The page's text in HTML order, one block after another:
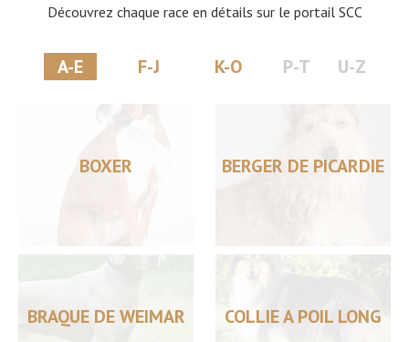
Découvrez chaque race en détails sur le portail SCC
A-E F-J K-O P-T U-Z
BOXER BERGER DE PICARDIE
BRAQUE DE WEIMAR COLLIE A POIL LONG